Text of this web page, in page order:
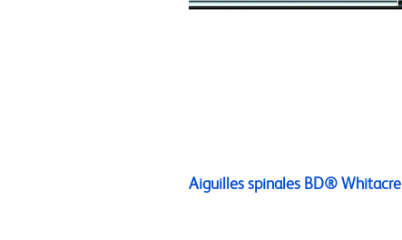
Aiguilles spinales BD® Whitacre